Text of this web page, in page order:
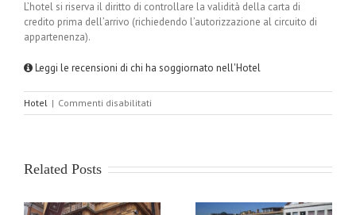
L’hotel si riserva il diritto di controllare la validità della carta di
credito prima dell’arrivo (richiedendo l’autorizzazione al circuito di
appartenenza).
Leggi le recensioni di chi ha soggiornato nell'Hotel
Hotel | Commenti disabilitati
Hotel
Related Posts